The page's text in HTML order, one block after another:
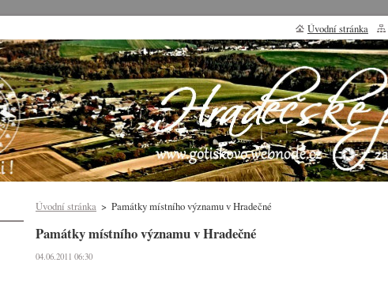
Úvodní stránka > Památky místního významu v Hradečné
Památky místního významu v Hradečné
04.06.2011 06:30
Úvodní stránka